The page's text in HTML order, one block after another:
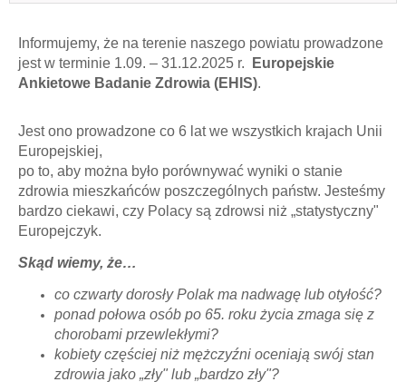
Informujemy, że na terenie naszego powiatu prowadzone
jest w terminie 1.09. – 31.12.2025 r.
Europejskie
Ankietowe Badanie Zdrowia (EHIS).
Jest ono prowadzone co 6 lat we wszystkich krajach Unii
Europejskiej,
po to, aby można było porównywać wyniki o stanie
zdrowia mieszkańców poszczególnych państw. Jesteśmy
bardzo ciekawi, czy Polacy są zdrowsi niż „statystyczny"
Europejczyk.
Skąd wiemy, że…
co czwarty dorosły Polak ma nadwagę lub otyłość?
ponad połowa osób po 65. roku życia zmaga się z
chorobami przewlekłymi?
kobiety częściej niż mężczyźni oceniają swój stan
zdrowia jako „zły" lub „bardzo zły"?